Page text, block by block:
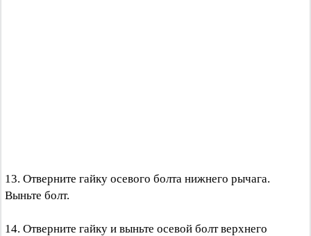
13. Отверните гайку осевого болта нижнего рычага.
Выньте болт.
14. Отверните гайку и выньте осевой болт верхнего